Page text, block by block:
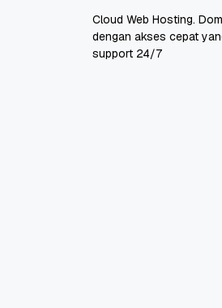
Cloud Web Hosting.
dengan akses cepat
support 24/7